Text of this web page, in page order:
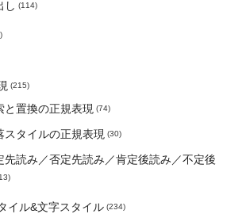
し (114)
(215)
と置換の正規表現 (74)
スタイルの正規表現 (30)
先読み／否定先読み／肯定後読み／不定後
イル&文字スタイル (234)